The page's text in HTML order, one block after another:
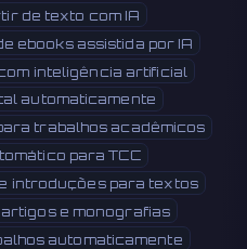
de texto com IA
ebooks assistida por IA
inteligência artificial
automaticamente
trabalhos acadêmicos
para TCC
introduções para textos
e monografias
automaticamente